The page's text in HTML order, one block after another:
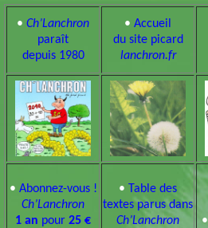
• Ch’Lanchron
paraît
depuis 1980
• Accueil
du site picard
lanchron.fr
• Abonnez-vous !
Ch’Lanchron
1 an pour 25 €
•
Table des
textes parus dans
Ch’Lanchron
•